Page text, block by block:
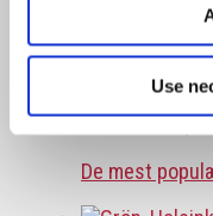
Use
Oslo-guide:
De mest